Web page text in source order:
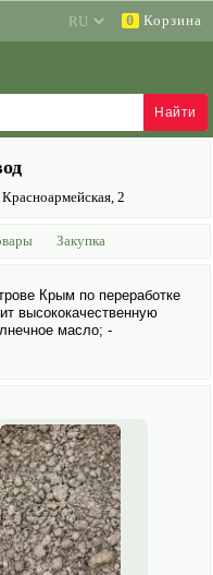
0 Корзина
2
Закупка
Крым по переработке
высоко­качественную
масло; -